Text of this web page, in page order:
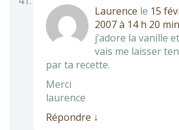
Laurence le 15
2007 à 14 h 20 min
j’adore la vanille
vais me laisser
par ta recette.
Merci
laurence
Répondre ↓